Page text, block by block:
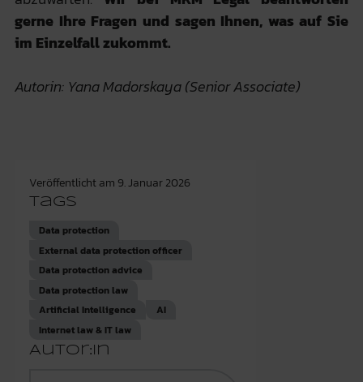
gerne Ihre Fragen und sagen Ihnen, was auf Sie
im Einzelfall zukommt.
Autorin: Yana Madorskaya (Senior Associate)
Veröffentlicht am 9. Januar 2026
Tags
Data protection
External data protection officer
Data protection advice
Data protection law
Artificial Intelligence
AI
Internet law & IT law
Autor:in